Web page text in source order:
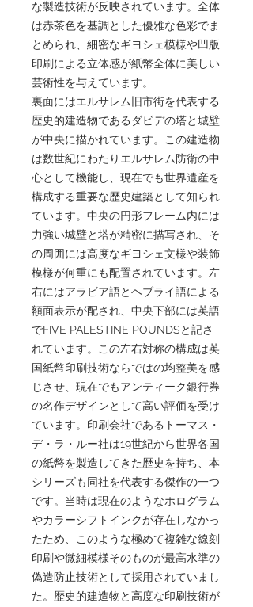
な製造技術が反映されています。全体
は赤茶色を基調とした優雅な色彩でま
とめられ、細密なギヨシェ模様や凹版
印刷による立体感が紙幣全体に美しい
芸術性を与えています。
裏面にはエルサレム旧市街を代表する
歴史的建造物であるダビデの塔と城壁
が中央に描かれています。この建造物
は数世紀にわたりエルサレム防衛の中
心として機能し、現在でも世界遺産を
構成する重要な歴史建築として知られ
ています。中央の円形フレーム内には
力強い城壁と塔が精密に描写され、そ
の周囲には高度なギヨシェ文様や装飾
模様が何重にも配置されています。左
右にはアラビア語とヘブライ語による
額面表示が配され、中央下部には英語
でFIVE PALESTINE POUNDSと記さ
れています。この左右対称の構成は英
国紙幣印刷技術ならではの均整美を感
じさせ、現在でもアンティーク銀行券
の名作デザインとして高い評価を受け
ています。印刷会社であるトーマス・
デ・ラ・ルー社は19世紀から世界各国
の紙幣を製造してきた歴史を持ち、本
シリーズも同社を代表する傑作の一つ
です。当時は現在のようなホログラム
やカラーシフトインクが存在しなかっ
たため、このような極めて複雑な線刻
印刷や微細模様そのものが最高水準の
偽造防止技術として採用されていまし
た。歴史的建造物と高度な印刷技術が